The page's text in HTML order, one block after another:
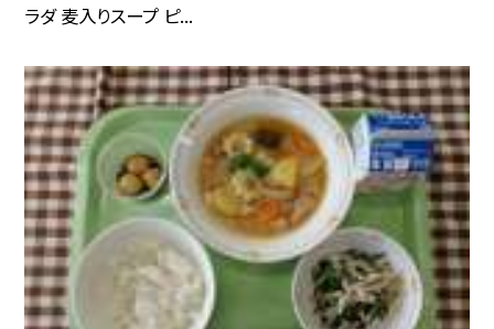
ラダ 麦入りスープ ピ...